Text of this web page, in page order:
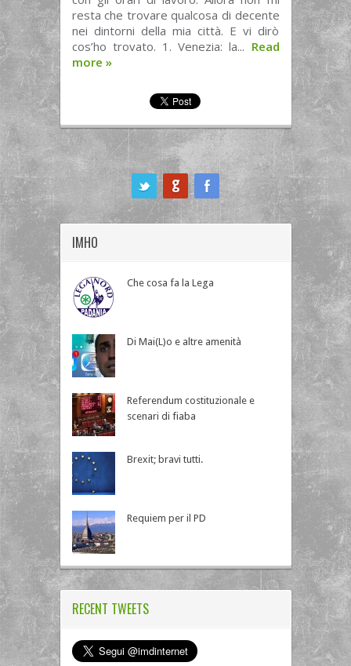
resta che trovare qualcosa di decente
nei dintorni della mia città. E vi dirò
cos’ho trovato. 1. Venezia: la... Read
more »
IMHO
Che cosa fa la Lega
Di Mai(L)o e altre amenità
Referendum costituzionale e
scenari di fiaba
Brexit; bravi tutti.
Requiem per il PD
RECENT TWEETS